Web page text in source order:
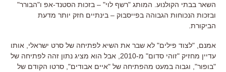
השאר בבתי הקולנוע. המותג "רשף לוי" – בזכות הסטנד-אפ ו"הבורר"
ובזכות הנכוחות הגבוהה בפייסבוק – בינתיים חזק יותר מדעת
הביקורת.
אמנם, "לצוד פילים" לא שבר את השיא לפתיחה של סרט ישראלי, אותו
עדיין מחזיק "זוהי סדום" מ-2010, אבל הוא מציג נתון זהה לפתיחה של
"בופור", וגבוה במעט מהפתיחה של "איים אבודים", סרטו הקודם של